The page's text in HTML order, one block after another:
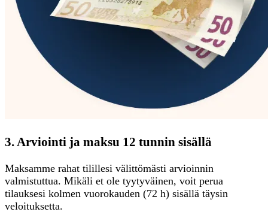
3. Arviointi ja maksu 12 tunnin sisällä
Maksamme rahat tilillesi välittömästi arvioinnin
valmistuttua. Mikäli et ole tyytyväinen, voit perua
tilauksesi kolmen vuorokauden (72 h) sisällä täysin
veloituksetta.